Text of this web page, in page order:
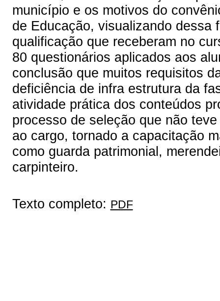
município e os motivos do
de Educação, visualizando dessa
qualificação que receberam no
80 questionários aplicados aos
conclusão que muitos requisitos
deficiência de infra estrutura da
atividade prática dos conteúdos
processo de seleção que não
ao cargo, tornado a capacitação
como guarda patrimonial,
carpinteiro.
Texto completo: PDF